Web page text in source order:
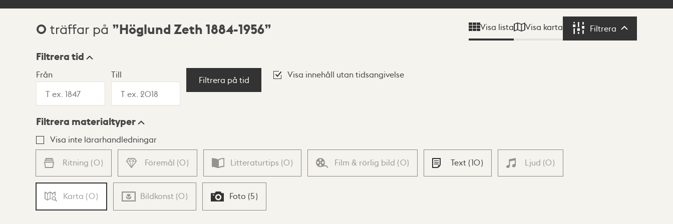
Sökresultat
0 träffar på Höglund Zeth 1884-1956 Visa lista Visa karta Filtrera Filtrera
Visningsläge
Lista Karta
Filtrera tid
Från Till
Filtrera på tid
Visa innehåll utan tidsangivelse
Filtrera materialtyper
Visa inte lärarhandledningar
Ritning (0) Föremål (0) Litteraturtips (0) Film & rörlig bild (0) Text (10) Ljud (0)
Karta (0) Bildkonst (0) Foto (5)